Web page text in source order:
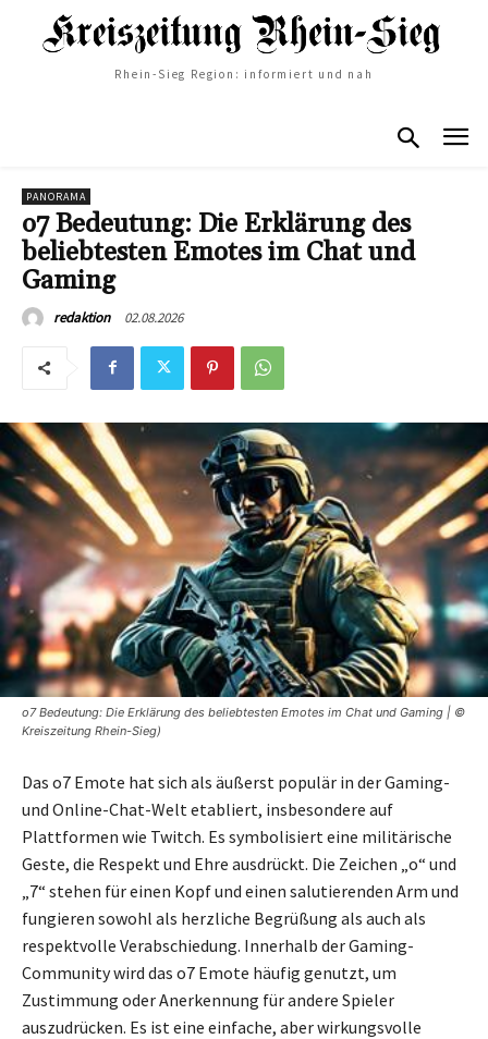
Rhein-Sieg Region: informiert und nah
PANORAMA
o7 Bedeutung: Die Erklärung des
beliebtesten Emotes im Chat und
Gaming
redaktion 02.08.2026
o7 Bedeutung: Die Erklärung des beliebtesten Emotes im Chat und Gaming | ©
Kreiszeitung Rhein-Sieg)
Das o7 Emote hat sich als äußerst populär in der Gaming-
und Online-Chat-Welt etabliert, insbesondere auf
Plattformen wie Twitch. Es symbolisiert eine militärische
Geste, die Respekt und Ehre ausdrückt. Die Zeichen „o“ und
„7“ stehen für einen Kopf und einen salutierenden Arm und
fungieren sowohl als herzliche Begrüßung als auch als
respektvolle Verabschiedung. Innerhalb der Gaming-
Community wird das o7 Emote häufig genutzt, um
Zustimmung oder Anerkennung für andere Spieler
auszudrücken. Es ist eine einfache, aber wirkungsvolle